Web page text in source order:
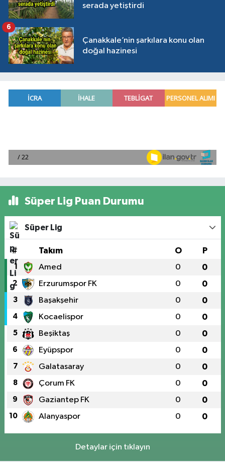
serada yetiştirdi
Çanakkale’nin şarkılara konu olan
doğal hazinesi
6
Süper Lig Puan Durumu
Süper Lig
# Takım O P
1 Amed 0 0
2 Erzurumspor FK 0 0
3 Başakşehir 0 0
4 Kocaelispor 0 0
5 Beşiktaş 0 0
6 Eyüpspor 0 0
7 Galatasaray 0 0
8 Çorum FK 0 0
9 Gaziantep FK 0 0
10 Alanyaspor 0 0
Detaylar için tıklayın